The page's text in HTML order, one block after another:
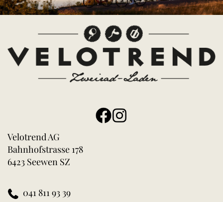
Velotrend AG
Bahnhofstrasse 178
6423 Seewen SZ
041 811 93 39